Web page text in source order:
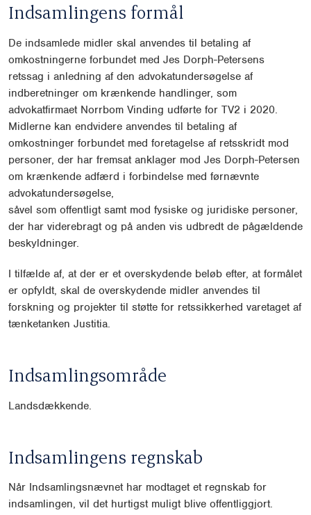
Indsamlingens formål
De indsamlede midler skal anvendes til betaling af
omkostningerne forbundet med Jes Dorph-Petersens
retssag i anledning af den advokatundersøgelse af
indberetninger om krænkende handlinger, som
advokatfirmaet Norrbom Vinding udførte for TV2 i 2020.
Midlerne kan endvidere anvendes til betaling af
omkostninger forbundet med foretagelse af retsskridt mod
personer, der har fremsat anklager mod Jes Dorph-Petersen
om krænkende adfærd i forbindelse med førnævnte
advokatundersøgelse,
såvel som offentligt samt mod fysiske og juridiske personer,
der har viderebragt og på anden vis udbredt de pågældende
beskyldninger.
I tilfælde af, at der er et overskydende beløb efter, at formålet
er opfyldt, skal de overskydende midler anvendes til
forskning og projekter til støtte for retssikkerhed varetaget af
tænketanken Justitia.
Indsamlingsområde
Landsdækkende.
Indsamlingens regnskab
Når Indsamlingsnævnet har modtaget et regnskab for
indsamlingen, vil det hurtigst muligt blive offentliggjort.